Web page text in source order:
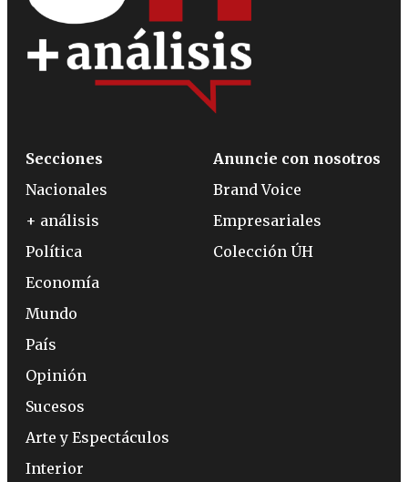
Secciones
Nacionales
+ análisis
Política
Economía
Mundo
País
Opinión
Sucesos
Arte y Espectáculos
Interior
Anuncie con nosotros
Brand Voice
Empresariales
Colección ÚH